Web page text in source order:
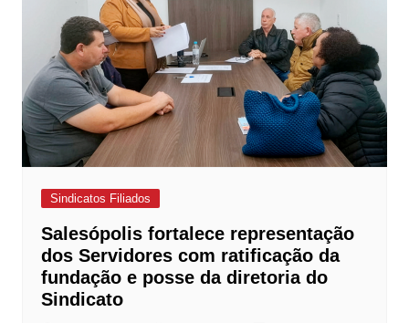
Sindicatos Filiados
Salesópolis fortalece representação
dos Servidores com ratificação da
fundação e posse da diretoria do
Sindicato